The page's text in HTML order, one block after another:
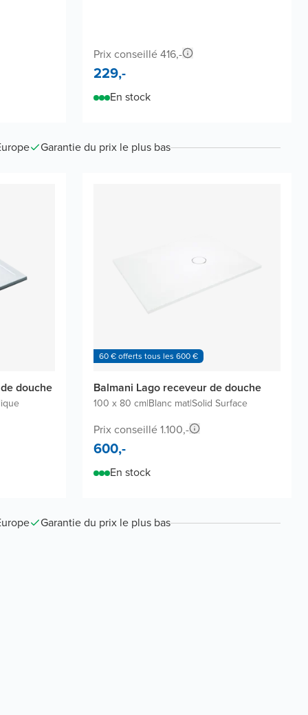
Prix conseillé 416,-
229,-
En stock
Garantie du prix le plus bas
douche
60 € offerts tous les 600 €
Balmani Lago receveur de douche
100 x 80 cm|Blanc mat|Solid Surface
Prix conseillé 1.100,-
600,-
En stock
Garantie du prix le plus bas